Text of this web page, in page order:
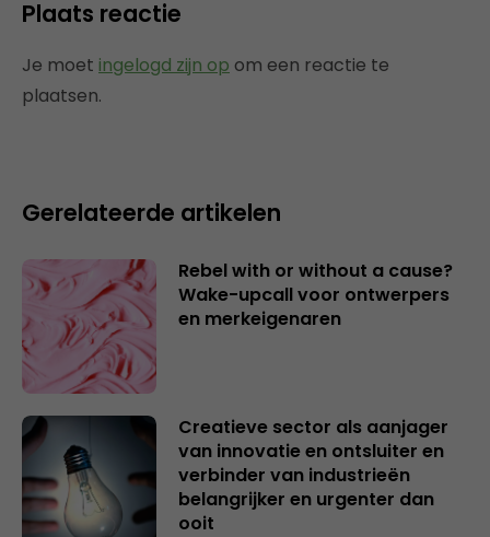
Plaats reactie
Je moet ingelogd zijn op om een reactie te
plaatsen.
Gerelateerde artikelen
Rebel with or without a cause?
Wake-upcall voor ontwerpers
en merkeigenaren
Creatieve sector als aanjager
van innovatie en ontsluiter en
verbinder van industrieën
belangrijker en urgenter dan
ooit